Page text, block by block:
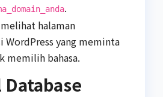
.
halaman
WordPress yang meminta
memilih bahasa.